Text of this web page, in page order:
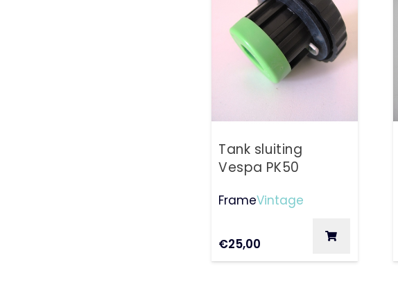
Tank sluiting
Vespa PK50
FrameVintage
€25,00